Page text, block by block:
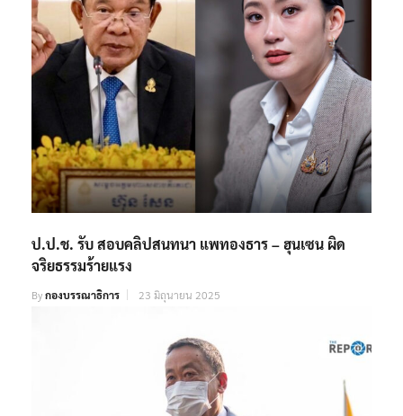
ป.ป.ช. รับ สอบคลิปสนทนา แพทองธาร – ฮุนเซน ผิด
จริยธรรมร้ายแรง
Byกองบรรณาธิการ 23 มิถุนายน 2025